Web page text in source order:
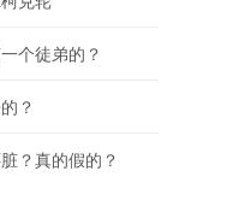
个徒弟的？
？
？真的假的？